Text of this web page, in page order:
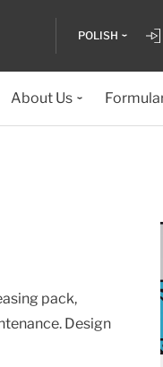
POLISH
About Us
pack,
Design